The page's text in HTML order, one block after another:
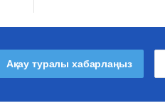
Ақау туралы хабарлаңыз